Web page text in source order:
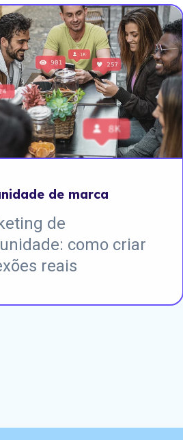
de marca
de
como criar
reais